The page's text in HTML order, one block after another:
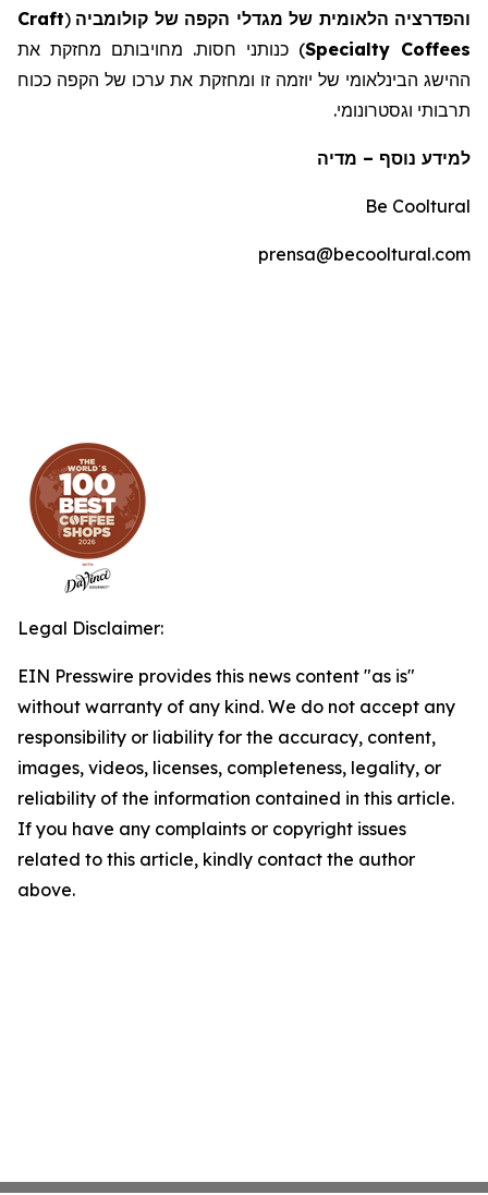
והפדרציה הלאומית של מגדלי הקפה של קולומביה (
Craft
Specialty Coffees) כנותני חסות. מחויבותם מחזקת את
ההישג הבינלאומי של יוזמה זו ומחזקת את ערכו של הקפה ככוח
תרבותי וגסטרונומי.
למידע נוסף – מדיה
Be Cooltural
prensa@becooltural.com
Legal Disclaimer:
EIN Presswire provides this news content "as is"
without warranty of any kind. We do not accept any
responsibility or liability for the accuracy, content,
images, videos, licenses, completeness, legality, or
reliability of the information contained in this article.
If you have any complaints or copyright issues
related to this article, kindly contact the author
above.